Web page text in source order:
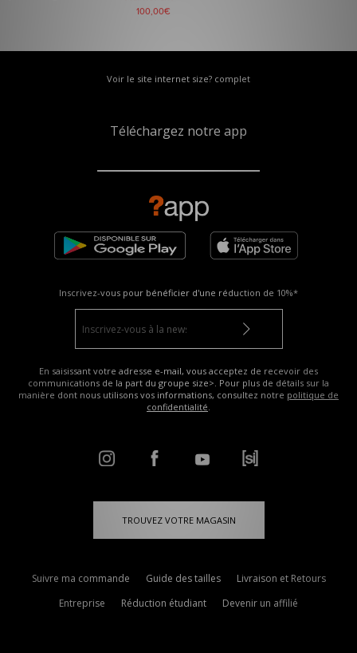
100,00€
Voir le site internet size? complet
Téléchargez notre app
Inscrivez-vous pour bénéficier d'une réduction de 10%*
En saisissant votre adresse e-mail, vous acceptez de recevoir des
communications de la part du groupe size>. Pour plus de détails sur la
manière dont nous utilisons vos informations, consultez notre politique de
confidentialité.
TROUVEZ VOTRE MAGASIN
Suivre ma commande Guide des tailles
Livraison et Retours
Entreprise
Réduction étudiant Devenir un affilié